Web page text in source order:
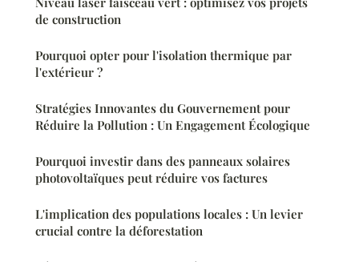
de construction
Pourquoi opter pour l'isolation thermique par
l'extérieur ?
Stratégies Innovantes du Gouvernement pour
Réduire la Pollution : Un Engagement Écologique
Pourquoi investir dans des panneaux solaires
photovoltaïques peut réduire vos factures
L'implication des populations locales : Un levier
crucial contre la déforestation